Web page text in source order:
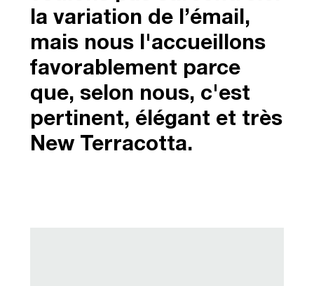
la variation de l’émail,
mais nous l'accueillons
favorablement parce
que, selon nous, c'est
pertinent, élégant et très
New Terracotta.